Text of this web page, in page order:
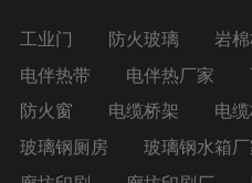
工业门 防火玻璃 岩棉
电伴热带
电伴热厂家
防火窗
电缆桥架 电
玻璃钢厕房
玻璃钢水箱厂